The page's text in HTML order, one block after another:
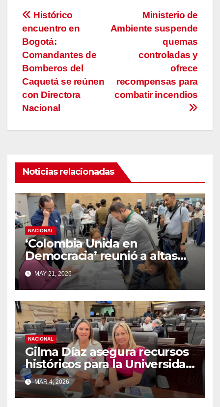
Navegación
de
entradas
Ministerio de
Ambiente suspende
quemas
controladas y
ofrece
recompensas para
combatir incendios
Histórico
encuentro en
Bogotá:
Comandantes de
Bomberos del
Caquetá se reúnen
con Directora
Nacional
Noticias relacionadas
NACIONAL
‘Colombia Unida en
Democracia’ reunió a altas
cortes, académicos y
autoridades para debatir
sobre legitimidad y
transparencia electoral.
MAY 21, 2026
NACIONAL
Gilma Díaz asegura recursos
históricos para la Universidad
de la Amazonía tras reforma
a la Ley 30
MAR 4, 2026